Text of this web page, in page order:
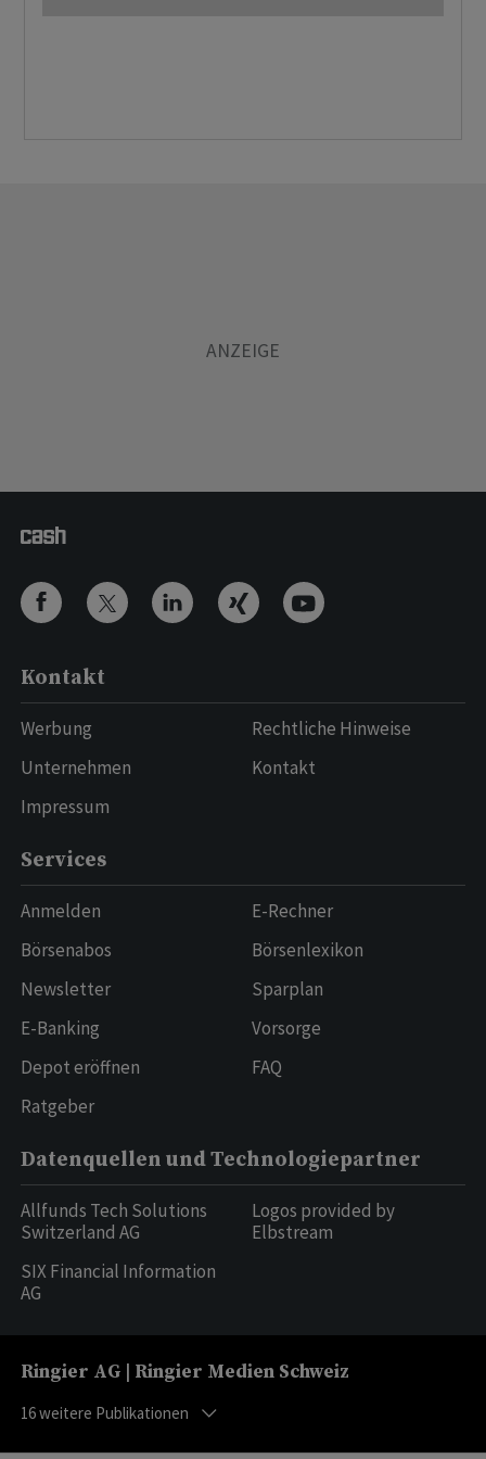
Kontakt
Werbung
Unternehmen
Impressum
Rechtliche Hinweise
Kontakt
Services
Anmelden
Börsenabos
Newsletter
E-Banking
Depot eröffnen
Ratgeber
E-Rechner
Börsenlexikon
Sparplan
Vorsorge
FAQ
Datenquellen und Technologiepartner
Allfunds Tech Solutions
Switzerland AG
SIX Financial Information
AG
Logos provided by
Elbstream
Ringier AG | Ringier Medien Schweiz
16weitere Publikationen